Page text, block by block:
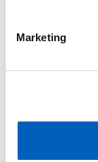
Marketing
superiori con
Testo completo